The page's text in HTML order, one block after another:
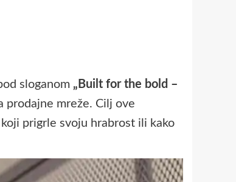
sloganom „Built for the bold –
prodajne mreže. Cilj ove
prigrle svoju hrabrost ili kako